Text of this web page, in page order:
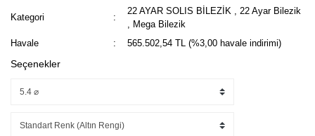
Kategori
22 AYAR SOLIS BİLEZİK
22 Ayar Bilezik
Mega Bilezik
Havale
565.502,54 TL (%3,00 havale indirimi)
Seçenekler